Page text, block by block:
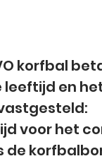
korfbal
en
voor het